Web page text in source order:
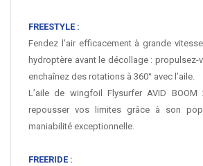
FREESTYLE :
Fendez l’air efficacement à grande
hydroptère avant le décollage : propulsez-
enchaînez des rotations à 360° avec l’aile.
L’aile de wingfoil Flysurfer AVID BOOM
repousser vos limites grâce à son
maniabilité exceptionnelle.
FREERIDE :